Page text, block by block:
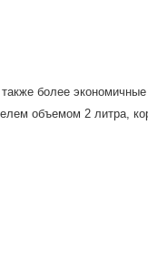
более экономичные
объемом 2 литра,